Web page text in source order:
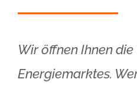
Wir öffnen Ihnen
Energiemarktes.